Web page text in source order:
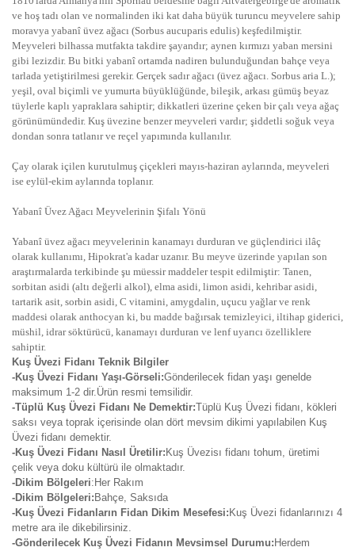
ve hoş tadı olan ve normalinden iki kat daha büyük turuncu meyvelere sahip
moravya yabanî üvez ağacı (Sorbus aucuparis edulis) keşfedilmiştir.
Meyveleri bilhassa mutfakta takdire şayandır; aynen kırmızı yaban mersini
gibi lezizdir. Bu bitki yabanî ortamda nadiren bulunduğundan bahçe veya
tarlada yetiştirilmesi gerekir. Gerçek sadır ağacı (üvez ağacı. Sorbus aria L.);
yeşil, oval biçimli ve yumurta büyüklüğünde, bileşik, arkası gümüş beyaz
tüylerle kaplı yapraklara sahiptir; dikkatleri üzerine çeken bir çalı veya ağaç
görünümündedir. Kuş üvezine benzer meyveleri vardır; şiddetli soğuk veya
dondan sonra tatlanır ve reçel yapımında kullanılır.
Çay olarak içilen kurutulmuş çiçekleri mayıs-haziran aylarında, meyveleri
ise eylül-ekim aylarında toplanır.
Yabanî Üvez Ağacı Meyvelerinin Şifalı Yönü
Yabanî üvez ağacı meyvelerinin kanamayı durduran ve güçlendirici ilâç
olarak kullanımı, Hipokrat'a kadar uzanır. Bu meyve üzerinde yapılan son
araştırmalarda terkibinde şu müessir maddeler tespit edilmiştir: Tanen,
sorbitan asidi (altı değerli alkol), elma asidi, limon asidi, kehribar asidi,
tartarik asit, sorbin asidi, C vitamini, amygdalin, uçucu yağlar ve renk
maddesi olarak anthocyan ki, bu madde bağırsak temizleyici, iltihap giderici,
müshil, idrar söktürücü, kanamayı durduran ve lenf uyarıcı özelliklere
sahiptir.
Kuş Üvezi Fidanı Teknik Bilgiler
-Kuş Üvezi Fidanı Yaşı-Görseli:Gönderilecek fidan yaşı genelde
maksimum 1-2 dir.Ürün resmi temsilidir.
-Tüplü Kuş Üvezi Fidanı Ne Demektir:Tüplü Kuş Üvezi fidanı, kökleri
saksı veya toprak içerisinde olan dört mevsim dikimi yapılabilen Kuş
Üvezi fidanı demektir.
-Kuş Üvezi Fidanı Nasıl Üretilir: Kuş Üvezisı fidanı tohum, üretimi
çelik veya doku kültürü ile olmaktadır.
-Dikim Bölgeleri:Her Rakım
-Dikim Bölgeleri: Bahçe, Saksıda
-Kuş Üvezi Fidanların Fidan Dikim Mesefesi: Kuş Üvezi fidanlarınızı 4
metre ara ile dikebilirsiniz.
-Gönderilecek Kuş Üvezi Fidanın Mevsimsel Durumu: Herdem